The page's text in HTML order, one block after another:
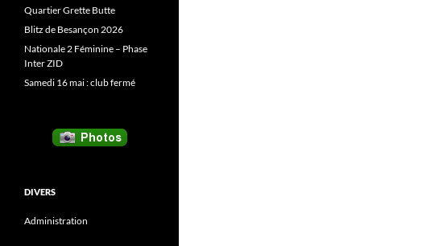
Quartier Grette Butte
Blitz de Besançon 2026
Nationale 2 Féminine – Phase
Inter ZID
Samedi 16 mai : club fermé
DIVERS
Administration